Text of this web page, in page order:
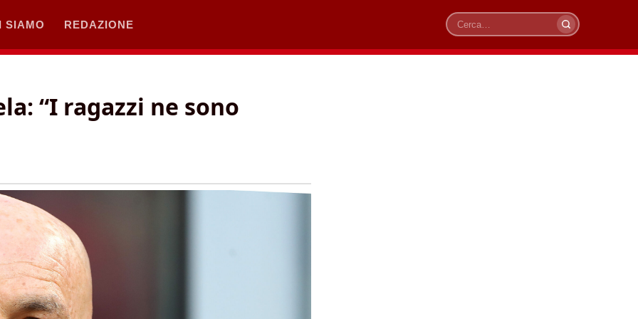
SIAMO REDAZIONE
Cerca
“I ragazzi ne sono